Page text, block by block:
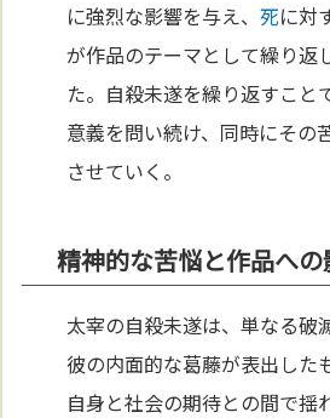
に強烈な影響を与え、死に対
が作品のテーマとして繰り返
た。自殺未遂を繰り返すこと
意義を問い続け、同時にその
させていく。
精神的な苦悩と作品への
太宰の自殺未遂は、単なる破
彼の内面的な葛藤が表出した
自身と社会の期待との間で揺